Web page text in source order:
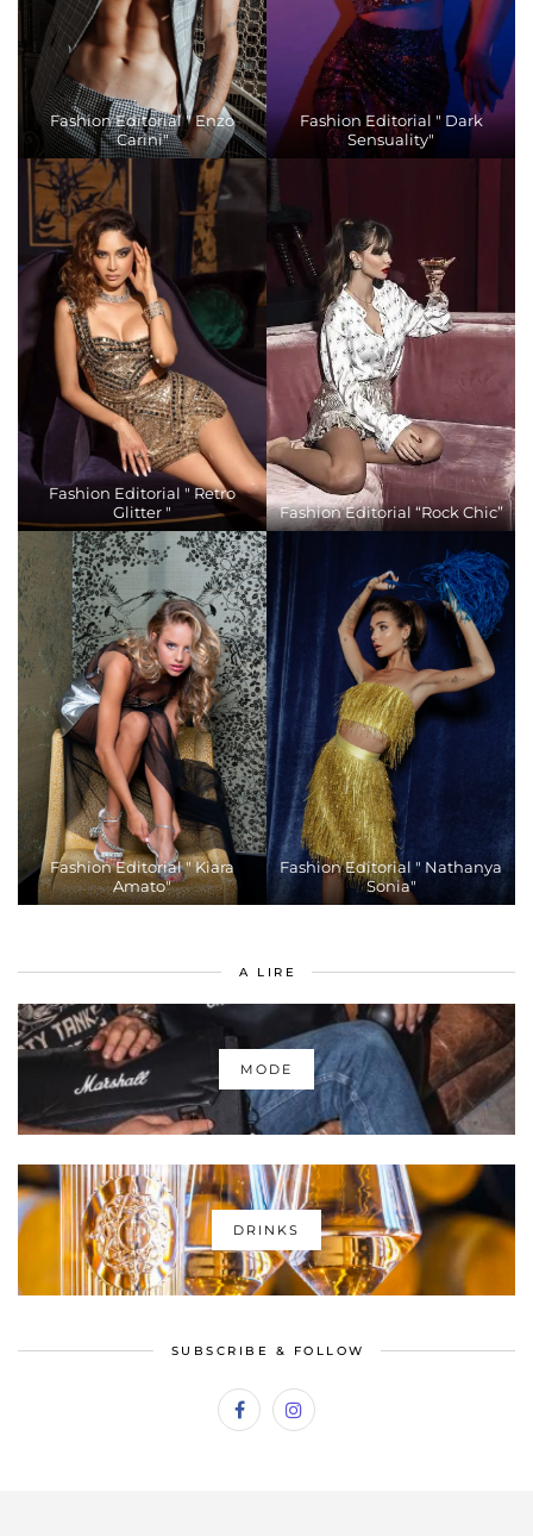
Fashion Editorial " Enzo
Carini"
Fashion Editorial " Dark
Sensuality"
Fashion Editorial " Retro
Glitter "
Fashion Editorial “Rock Chic”
Fashion Editorial " Kiara
Amato"
Fashion Editorial " Nathanya
Sonia"
A LIRE
MODE
DRINKS
SUBSCRIBE & FOLLOW